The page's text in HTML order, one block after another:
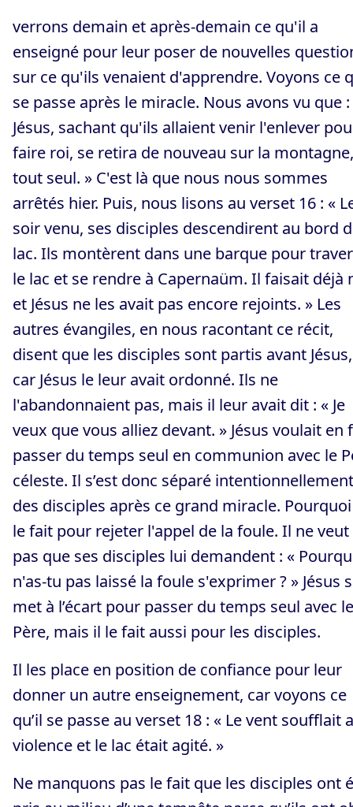
verrons demain et après-demain ce qu'il a
enseigné pour leur poser de nouvelles
sur ce qu'ils venaient d'apprendre. Voyons ce
se passe après le miracle. Nous avons vu que :
Jésus, sachant qu'ils allaient venir l'enlever
faire roi, se retira de nouveau sur la montagne,
tout seul. » C'est là que nous nous sommes
arrêtés hier. Puis, nous lisons au verset 16 : «
soir venu, ses disciples descendirent au bord
lac. Ils montèrent dans une barque pour
le lac et se rendre à Capernaüm. Il faisait déjà
et Jésus ne les avait pas encore rejoints. » Les
autres évangiles, en nous racontant ce récit,
disent que les disciples sont partis avant Jésus,
car Jésus le leur avait ordonné. Ils ne
l'abandonnaient pas, mais il leur avait dit : « Je
veux que vous alliez devant. » Jésus voulait en
passer du temps seul en communion avec le
céleste. Il s’est donc séparé intentionnellement
des disciples après ce grand miracle.
le fait pour rejeter l'appel de la foule. Il ne veut
pas que ses disciples lui demandent : «
n'as-tu pas laissé la foule s'exprimer ? » Jésus
met à l’écart pour passer du temps seul avec le
Père, mais il le fait aussi pour les disciples.
Il les place en position de confiance pour leur
donner un autre enseignement, car voyons ce
qu’il se passe au verset 18 : « Le vent soufflait
violence et le lac était agité. »
Ne manquons pas le fait que les disciples ont